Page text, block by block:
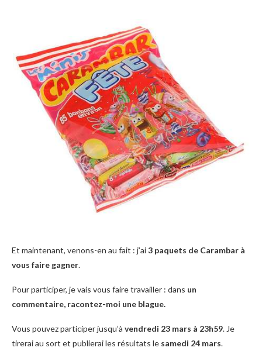
Et maintenant, venons-en au fait : j’ai3 paquets de Carambar à
vous faire gagner.
Pour participer, je vais vous faire travailler : dans un
commentaire, racontez-moi une blague.
Vous pouvez participer jusqu’à vendredi 23 mars à 23h59. Je
tirerai au sort et publierai les résultats le samedi 24 mars.